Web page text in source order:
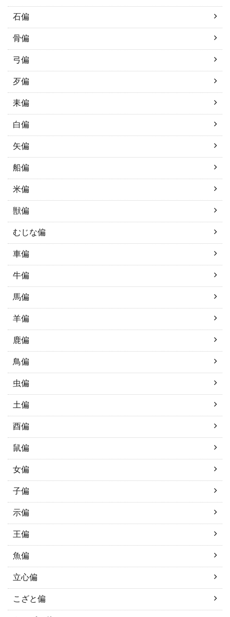
石偏
骨偏
弓偏
歹偏
耒偏
白偏
矢偏
船偏
米偏
獣偏
むじな偏
車偏
牛偏
馬偏
羊偏
鹿偏
鳥偏
虫偏
土偏
酉偏
鼠偏
女偏
子偏
示偏
王偏
魚偏
立心偏
こざと偏